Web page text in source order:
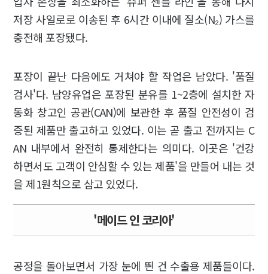
저장 사일로로 이송된 후 6시간 이내에 질소(N₂) 가스를
충전해 포장됐다.
포장이 끝난 다음에도 거쳐야 할 작업은 남았다. '품질
검사'다. 남양유업은 포장된 분유를 1~2층에 설치한 자
동화 창고인 공관(CAN)에 보관한 후 품질 안전성이 검
증된 제품만 출고하고 있었다. 이는 곧 출고 전까지는 C
AN 내부에서 완전히 통제한다는 의미다. 이곳은 '건강
하면서도 고객이 안심할 수 있는 제품'을 만들어 내는 것
을 제1원칙으로 삼고 있었다.
'메이드 인 코리아'
공정을 돌아보면서 가장 눈에 띈 건 수출용 제품들이다.